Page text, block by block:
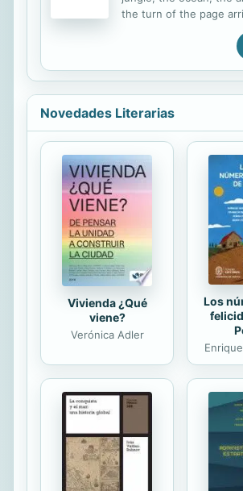
the turn of the page
surrounded by the
Novedades Literarias
Vivienda ¿Qué
viene?
Verónica Adler
Los